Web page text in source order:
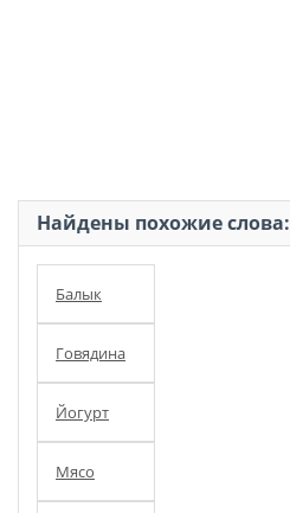
Найдены похожие слова:
Балык
Говядина
Йогурт
Мясо